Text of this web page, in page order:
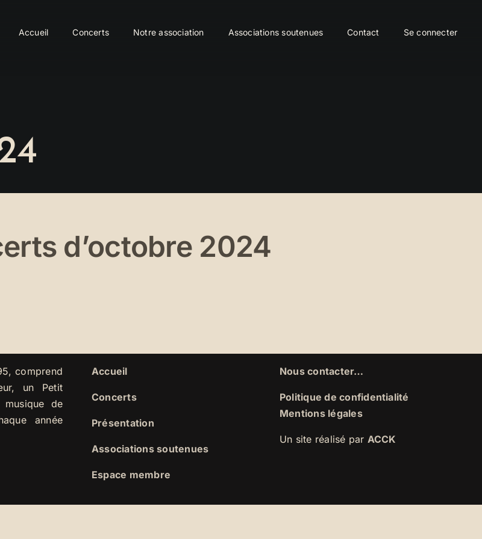
Accueil Concerts Notre association Associations soutenues Contact Se connecter
d’octobre 2024
comprend
un Petit
de
année
Accueil
Concerts
Présentation
Associations soutenues
Espace membre
Nous contacter…
Politique de confidentialité
Mentions légales
Un site réalisé par ACCK